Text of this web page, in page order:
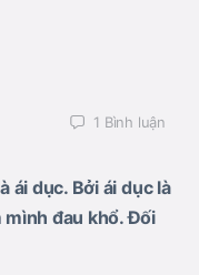
1 Bình luận
ái dục. Bởi ái dục là
mình đau khổ. Đối